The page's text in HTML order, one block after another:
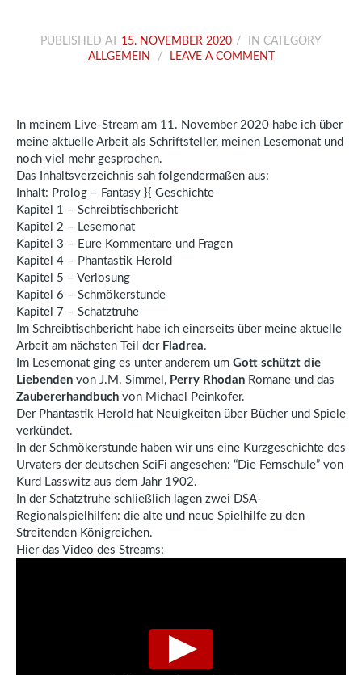
PUBLISHED AT 15. NOVEMBER 2020
IN CATEGORY
ALLGEMEIN
LEAVE A COMMENT
In meinem Live-Stream am 11. November 2020 habe ich über
meine aktuelle Arbeit als Schriftsteller, meinen Lesemonat und
noch viel mehr gesprochen.
Das Inhaltsverzeichnis sah folgendermaßen aus:
Inhalt: Prolog – Fantasy }{ Geschichte
Kapitel 1 – Schreibtischbericht
Kapitel 2 – Lesemonat
Kapitel 3 – Eure Kommentare und Fragen
Kapitel 4 – Phantastik Herold
Kapitel 5 – Verlosung
Kapitel 6 – Schmökerstunde
Kapitel 7 – Schatztruhe
Im Schreibtischbericht habe ich einerseits über meine aktuelle
Arbeit am nächsten Teil der Fladrea.
Im Lesemonat ging es unter anderem um Gott schützt die
Liebenden von J.M. Simmel, Perry Rhodan Romane und das
Zaubererhandbuch von Michael Peinkofer.
Der Phantastik Herold hat Neuigkeiten über Bücher und Spiele
verkündet.
In der Schmökerstunde haben wir uns eine Kurzgeschichte des
Urvaters der deutschen SciFi angesehen: “Die Fernschule” von
Kurd Lasswitz aus dem Jahr 1902.
In der Schatztruhe schließlich lagen zwei DSA-
Regionalspielhilfen: die alte und neue Spielhilfe zu den
Streitenden Königreichen.
Hier das Video des Streams: